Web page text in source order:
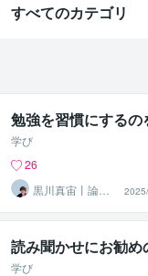
すべてのカテゴリ
勉強を習慣にするの
学び
26
黒川真宙丨論理
で学ぶ数学の個
別指導
読み聞かせにお勧め
学び